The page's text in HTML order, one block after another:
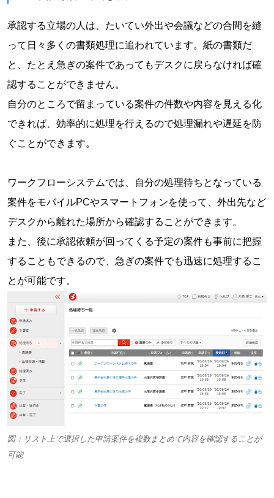
承認する立場の人は、たいてい外出や会議などの合間を縫
って日々多くの書類処理に追われています。紙の書類だ
と、たとえ急ぎの案件であってもデスクに戻らなければ確
認することができません。
自分のところで留まっている案件の件数や内容を見える化
できれば、効率的に処理を行えるので処理漏れや遅延を防
ぐことができます。
ワークフローシステムでは、自分の処理待ちとなっている
案件をモバイルPCやスマートフォンを使って、外出先など
デスクから離れた場所から確認することができます。
また、後に承認依頼が回ってくる予定の案件も事前に把握
することもできるので、急ぎの案件でも迅速に処理するこ
とが可能です。
図：リスト上で選択した申請案件を複数まとめて内容を確認することが
可能